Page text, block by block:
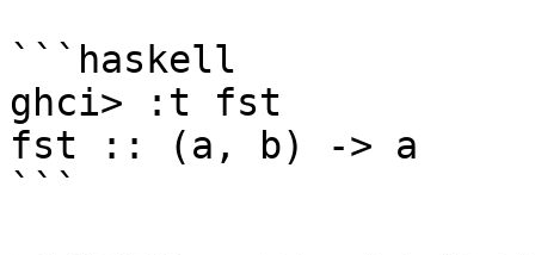
```haskell
ghci> :t fst
fst :: (a, b) -> a
```